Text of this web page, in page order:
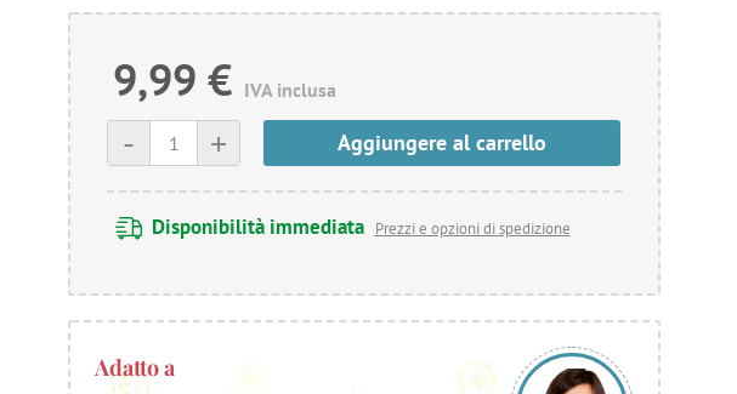
9,99 € IVA inclusa
+
- Aggiungere al carrello
Disponibilità immediata Prezzi e opzioni di spedizione
Adatto a